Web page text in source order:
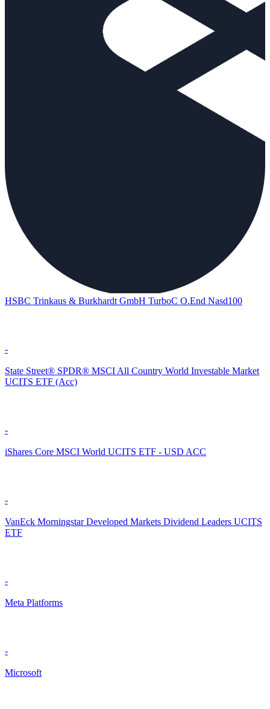
HSBC Trinkaus & Burkhardt GmbH TurboC O.End Nasd100
-
State Street® SPDR® MSCI All Country World Investable Market
UCITS ETF (Acc)
-
iShares Core MSCI World UCITS ETF - USD ACC
-
VanEck Morningstar Developed Markets Dividend Leaders UCITS
ETF
-
Meta Platforms
-
Microsoft